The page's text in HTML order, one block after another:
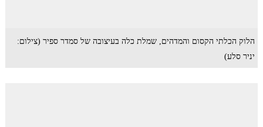
הלוק הכלתי הקסום והמדהים, שמלת כלה בעיצובה של סמדר ספיר (צילום:
יניר סלע)